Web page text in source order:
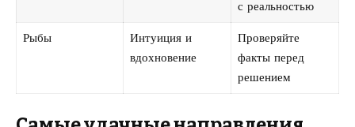
с реальностью
Рыбы
Интуиция и
вдохновение
Проверяйте
факты перед
решением